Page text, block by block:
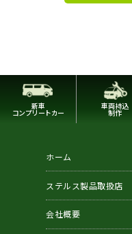
新車
コンプリートカー
車両持込
制作
ホーム
ステルス製品取扱店
会社概要